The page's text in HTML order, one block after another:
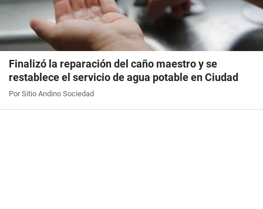
Finalizó la reparación del caño maestro y se
restablece el servicio de agua potable en Ciudad
Por Sitio Andino Sociedad